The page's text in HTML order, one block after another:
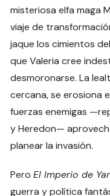
misteriosa elfa maga
viaje de
jaque los cimientos
que Valeria cree
desmoronarse. La
cercana, se erosiona
fuerzas enemigas
y Heredon—
planear la invasión.
PeroEl Imperio de
guerra y política